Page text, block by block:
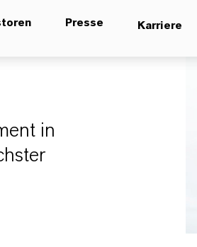
Presse Karriere
in